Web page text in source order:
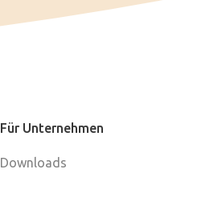
Für Unternehmen
Downloads